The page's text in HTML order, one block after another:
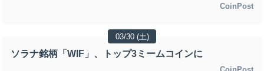
CoinPost
03/30 (土)
ソラナ銘柄「WIF」、トップ3ミームコインに